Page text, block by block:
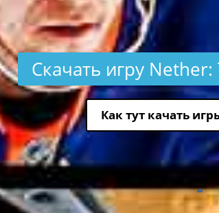
Скачать игру
Как тут качать